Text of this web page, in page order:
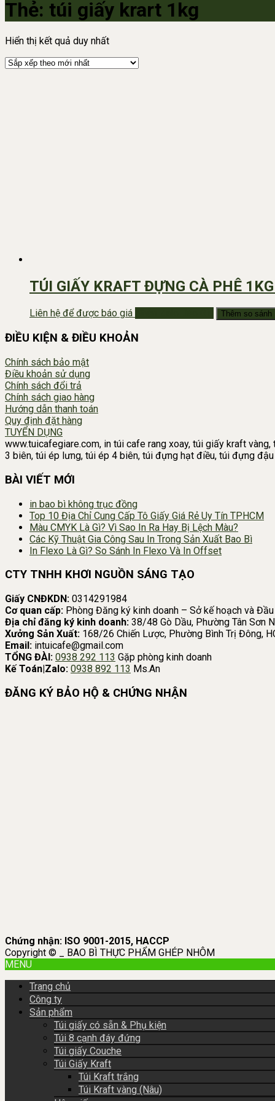
Thẻ: túi giấy krart 1kg
Hiển thị kết quả duy nhất
TÚI GIẤY KRAFT ĐỰNG CÀ PHÊ
Liên hệ để được báo giá Thêm so sánh
ĐIỀU KIỆN & ĐIỀU KHOẢN
Chính sách bảo mật
Điều khoản sử dụng
Chính sách đổi trả
Chính sách giao hàng
Hướng dẫn thanh toán
Quy định đặt hàng
TUYỂN DỤNG
www.tuicafegiare.com, in túi cafe rang xoay, túi giấy kraft
3 biên, túi ép lưng, túi ép 4 biên, túi đựng hạt điều, túi đựng
BÀI VIẾT MỚI
in bao bì không trục đồng
Top 10 Địa Chỉ Cung Cấp Tô Giấy Giá Rẻ Uy Tín TPHCM
Màu CMYK Là Gì? Vì Sao In Ra Hay Bị Lệch Màu?
Các Kỹ Thuật Gia Công Sau In Trong Sản Xuất Bao Bì
In Flexo Là Gì? So Sánh In Flexo Và In Offset
CTY TNHH KHƠI NGUỒN SÁNG TẠO
Giấy CNĐKDN: 0314291984
Cơ quan cấp: Phòng Đăng ký kinh doanh – Sở kế hoạch và
Địa chỉ đăng ký kinh doanh: 38/48 Gò Dầu, Phường Tân Sơn
Xưởng Sản Xuất: 168/26 Chiến Lược, Phường Bình Trị Đông,
Email: intuicafe@gmail.com
TỔNG ĐÀI: 0938 292 113 Gặp phòng kinh doanh
Kế Toán|Zalo: 0938 892 113 Ms.An
ĐĂNG KÝ BẢO HỘ & CHỨNG NHẬN
Chứng nhận: ISO 9001-2015, HACCP
Copyright © _ BAO BÌ THỰC PHẨM GHÉP NHÔM
MENU
Trang chủ
Công ty
Sản phẩm
Túi giấy có sẵn & Phụ kiện
Túi 8 cạnh đáy đứng
Túi giấy Couche
Túi Giấy Kraft
Túi Kraft trắng
Túi Kraft vàng (Nâu)